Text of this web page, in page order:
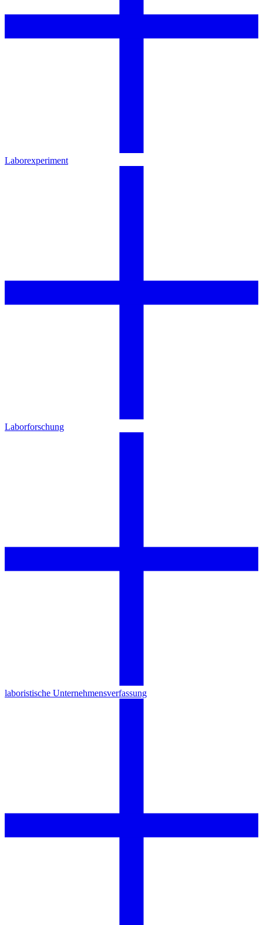
Laborexperiment
Laborforschung
laboristische Unternehmensverfassung